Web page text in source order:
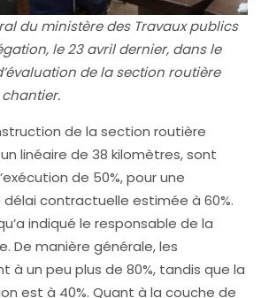
du ministère des Travaux publics
le 23 avril dernier, dans le
de la section routière
de la section routière
linéaire de 38 kilomètres, sont
de 50%, pour une
contractuelle estimée à 60%.
indiqué le responsable de la
De manière générale, les
à un peu plus de 80%, tandis que la
est à 40%. Quant à la couche de